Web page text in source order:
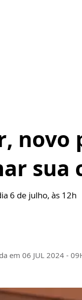
novo
sua
6 de julho, às 12h
em 06 JUL 2024 -